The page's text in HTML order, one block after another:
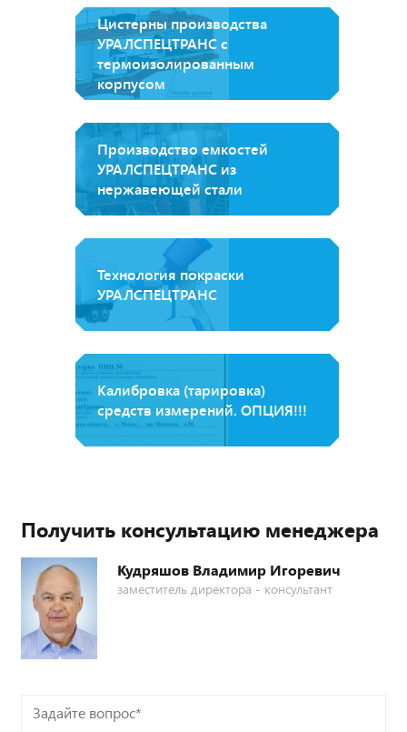
Цистерны производства
УРАЛСПЕЦТРАНС с
термоизолированным
корпусом
Производство емкостей
УРАЛСПЕЦТРАНС из
нержавеющей стали
Технология покраски
УРАЛСПЕЦТРАНС
Калибровка (тарировка)
средств измерений. ОПЦИЯ!!!
Получить консультацию менеджера
Кудряшов Владимир Игоревич
заместитель директора - консультант
Задайте
вопрос*